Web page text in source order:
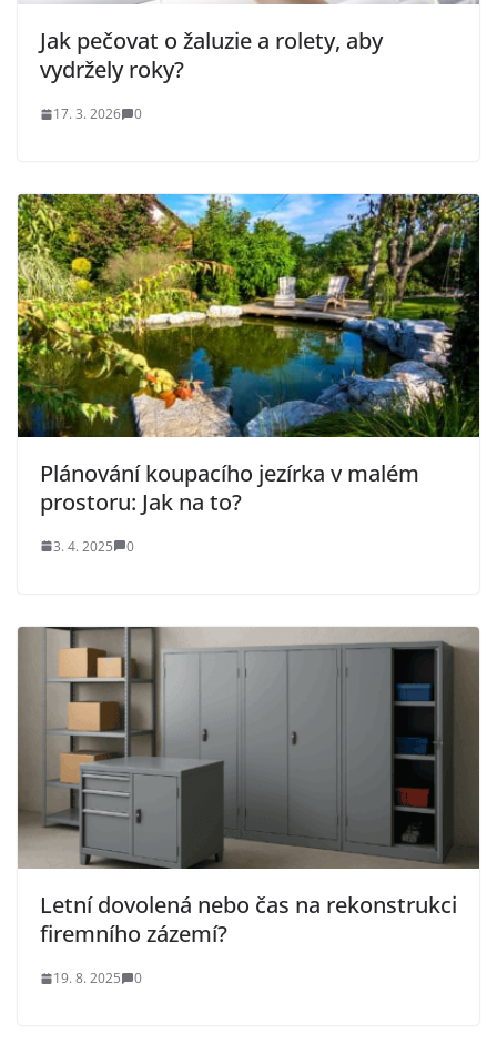
Jak pečovat o žaluzie a rolety, aby
vydržely roky?
17. 3. 2026 0
Plánování koupacího jezírka v malém
prostoru: Jak na to?
3. 4. 2025 0
Letní dovolená nebo čas na rekonstrukci
firemního zázemí?
19. 8. 2025 0